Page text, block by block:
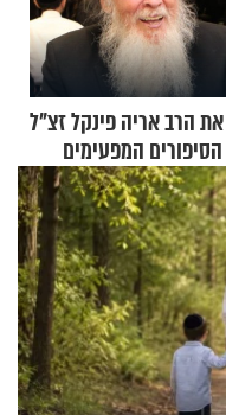
את הרב אריה פינקל זצ"ל
דרך 3 הסיפורים המפעימים